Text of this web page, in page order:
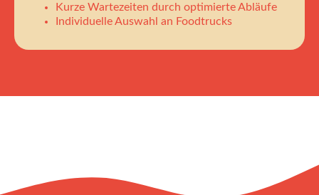
Kurze Wartezeiten durch optimierte Abläufe
Individuelle Auswahl an Foodtrucks